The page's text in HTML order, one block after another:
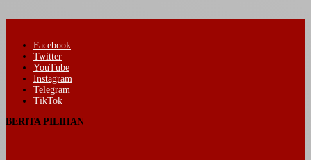
Facebook
Twitter
YouTube
Instagram
Telegram
TikTok
BERITA PILIHAN